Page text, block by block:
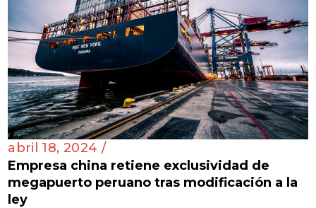
abril 18, 2024 /
Empresa china retiene exclusividad de
megapuerto peruano tras modificación a la
ley